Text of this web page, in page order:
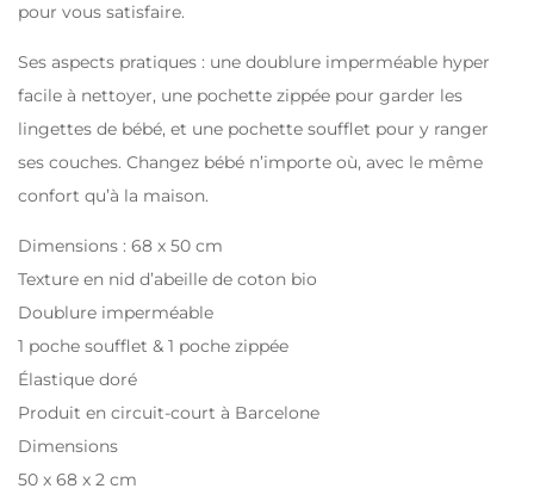
pour vous satisfaire.
Ses aspects pratiques : une doublure imperméable hyper
facile à nettoyer, une pochette zippée pour garder les
lingettes de bébé, et une pochette soufflet pour y ranger
ses couches. Changez bébé n’importe où, avec le même
confort qu’à la maison.
Dimensions : 68 x 50 cm
Texture en nid d’abeille de coton bio
Doublure imperméable
1 poche soufflet & 1 poche zippée
Élastique doré
Produit en circuit-court à Barcelone
Dimensions
50 x 68 x 2 cm